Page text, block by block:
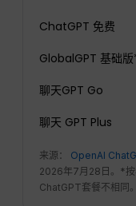
ChatGPT 免费
GlobalGPT 基础
聊天GPT Go
聊天 GPT Plus
来源： OpenAI
2026年7月28日。*按
ChatGPT套餐不相同